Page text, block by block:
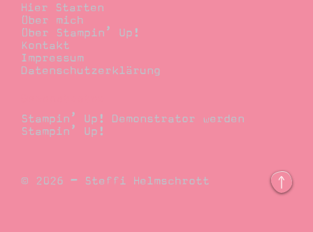
Hier Starten
Über mich
Über Stampin’ Up!
Kontakt
Impressum
Datenschutzerklärung
Stampin’ Up! Demonstrator werden
Stampin’ Up!
© 2026 – Steffi Helmschrott